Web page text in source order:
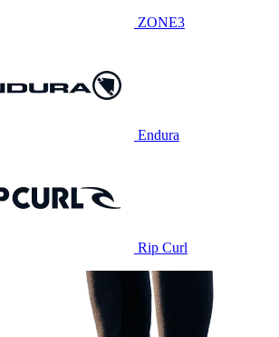
ZONE3
Endura
Rip Curl